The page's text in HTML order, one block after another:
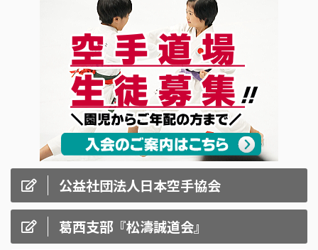
公益社団法人日本空手協会
葛西支部『松濤誠道会』